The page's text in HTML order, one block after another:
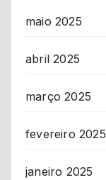
maio 2025
abril 2025
março 2025
fevereiro 2025
janeiro 2025